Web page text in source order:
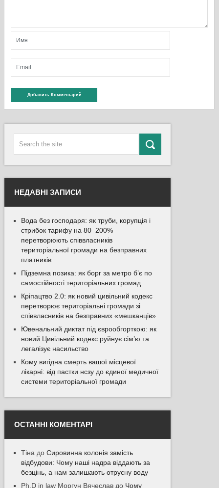
НЕДАВНІ ЗАПИСИ
Вода без господаря: як труби, корупція і
стрибок тарифу на 80–200%
перетворюють співвласників
територіальної громади на безправних
платників
Підземна позика: як борг за метро б’є по
самостійності територіальних громад
Кріпацтво 2.0: як новий цивільний кодекс
перетворює територіальні громади зі
співвласників на безправних «мешканців»
Ювенальний диктат під єврообгорткою: як
новий Цивільний кодекс руйнує сім’ю та
легалізує насильство
Кому вигідна смерть вашої місцевої
лікарні: від пастки нсзу до єдиної медичної
системи територіальної громади
ОСТАННІ КОМЕНТАРІ
Тіна до Сировинна колонія замість
відбудови: Чому наші надра віддають за
безцінь, а нам залишають отруєну воду
Ph.D in law Моргун Вячеславдо Чому